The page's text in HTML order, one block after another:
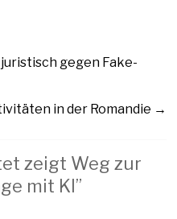
gegen Fake-
in der Romandie →
zeigt Weg zur
mit KI ”